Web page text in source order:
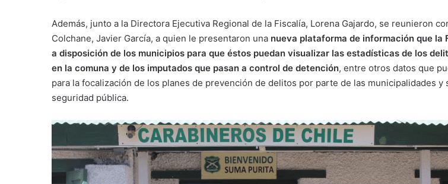
Además, junto a la Directora Ejecutiva Regional de la Fiscalía, Lorena Gajardo, se reunieron
Colchane, Javier García, a quien le presentaron una nueva plataforma de información que la
a disposición de los municipios para que éstos puedan visualizar las estadísticas de los
en la comuna y de los imputados que pasan a control de detención, entre otros datos que
para la focalización de los planes de prevención de delitos por parte de las municipalidades y
seguridad pública.